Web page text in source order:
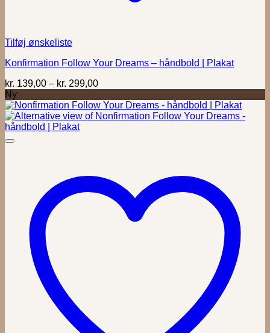
Tilføj ønskeliste
Konfirmation Follow Your Dreams – håndbold | Plakat
kr. 139,00 – kr. 299,00Prisinterval:
til
kr. 299,00
Ny